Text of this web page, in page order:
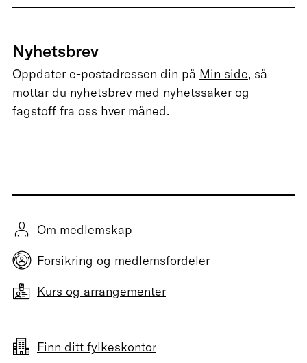
Nyhetsbrev
Oppdater e-postadressen din på Min side, så
mottar du nyhetsbrev med nyhetssaker og
fagstoff fra oss hver måned.
Om medlemskap
Forsikring og medlemsfordeler
Kurs og arrangementer
Finn ditt fylkeskontor